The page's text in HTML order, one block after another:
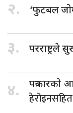
२. ‘फुटबल
३. परराष्ट्रले
४. पत्रकारको